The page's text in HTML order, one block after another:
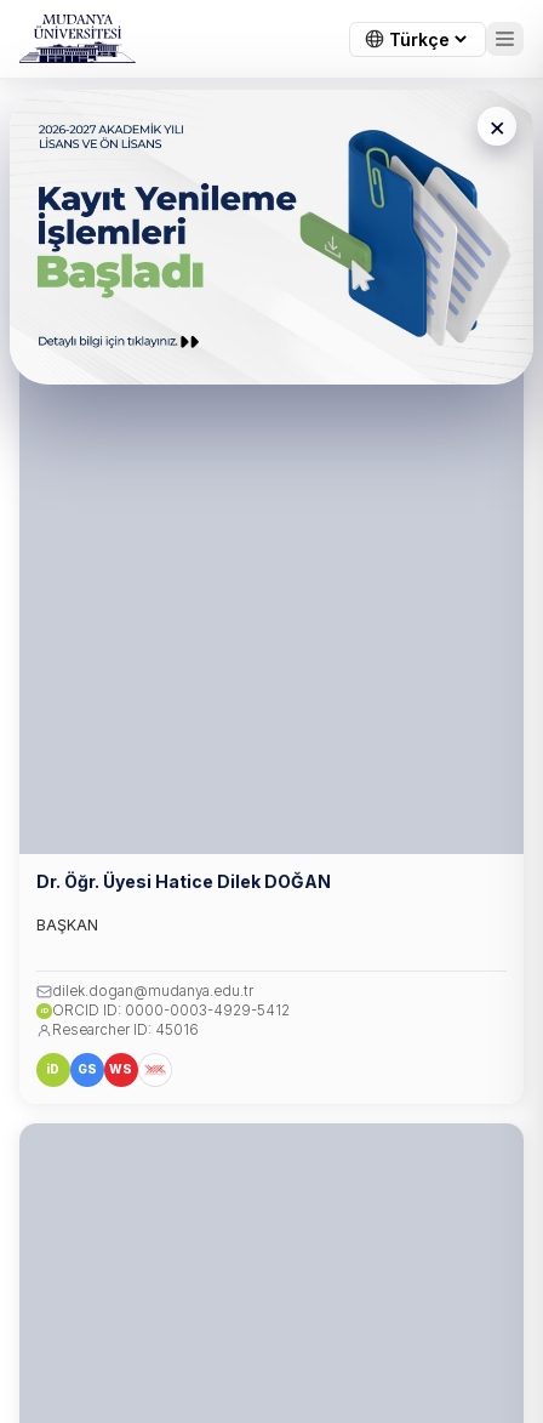
×
Sağlık Bilimleri Fakültesi -
Kalite Komisyonu
Dr. Öğr. Üyesi Hatice Dilek DOĞAN
BAŞKAN
dilek.dogan@mudanya.edu.tr
iD ORCID ID: 0000-0003-4929-5412
Researcher ID: 45016
iD GS WS